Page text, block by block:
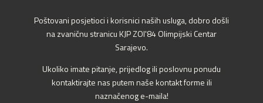
Poštovani posjetioci i korisnici naših usluga, dobro došli
na zvaničnu stranicu KJP ZOI'84 Olimpijski Centar
Sarajevo.
Ukoliko imate pitanje, prijedlog ili poslovnu ponudu
kontaktirajte nas putem naše kontakt forme ili
naznačenog e-maila!